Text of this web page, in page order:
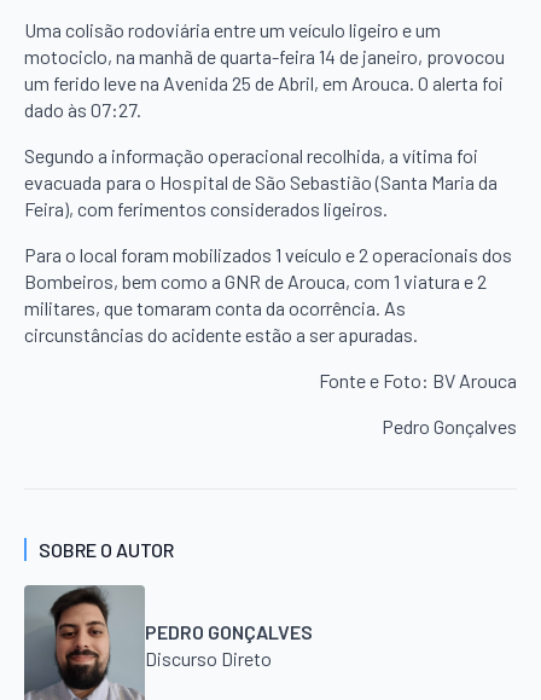
Uma colisão rodoviária entre um veículo ligeiro e um
motociclo, na manhã de quarta-feira 14 de janeiro, provocou
um ferido leve na Avenida 25 de Abril, em Arouca. O alerta foi
dado às 07:27.
Segundo a informação operacional recolhida, a vítima foi
evacuada para o Hospital de São Sebastião (Santa Maria da
Feira), com ferimentos considerados ligeiros.
Para o local foram mobilizados 1 veículo e 2 operacionais dos
Bombeiros, bem como a GNR de Arouca, com 1 viatura e 2
militares, que tomaram conta da ocorrência. As
circunstâncias do acidente estão a ser apuradas.
Fonte e Foto: BV Arouca
Pedro Gonçalves
SOBRE O AUTOR
PEDRO GONÇALVES
Discurso Direto